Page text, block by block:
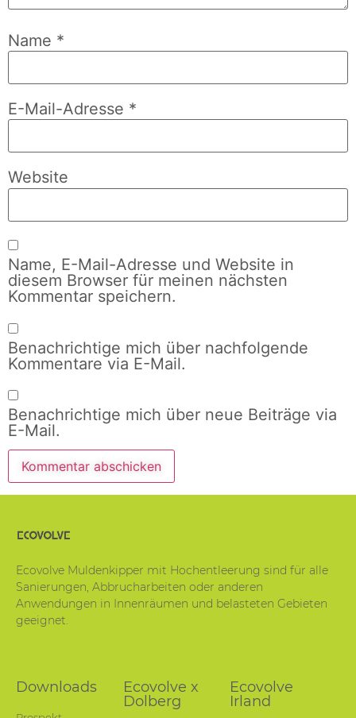
Name *
E-Mail-Adresse *
Website
Name, E-Mail-Adresse und Website in
diesem Browser für meinen nächsten
Kommentar speichern.
Benachrichtige mich über nachfolgende
Kommentare via E-Mail.
Benachrichtige mich über neue Beiträge via
E-Mail.
Ecovolve Muldenkipper mit Hochentleerung sind für alle
Sanierungen, Abbrucharbeiten oder anderen
Anwendungen in Innenräumen und belasteten Gebieten
geeignet.
Downloads
Ecovolve x
Dolberg
Ecovolve
Irland